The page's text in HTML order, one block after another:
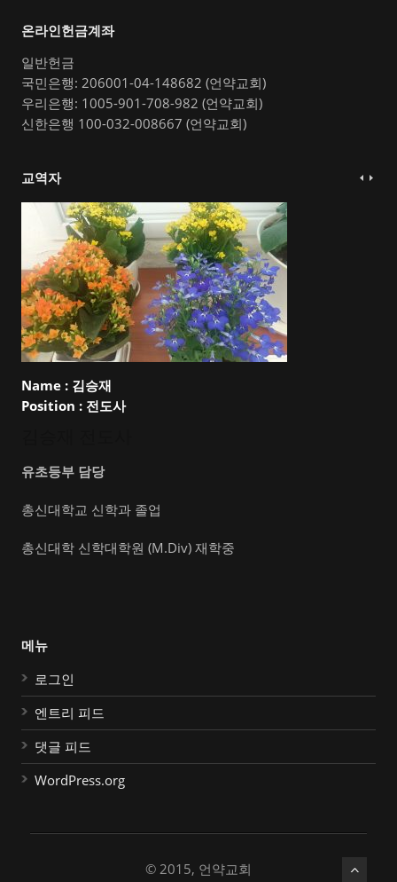
온라인헌금계좌
일반헌금
국민은행: 206001-04-148682 (언약교회)
우리은행: 1005-901-708-982 (언약교회)
신한은행 100-032-008667 (언약교회)
교역자
Name : 김승재
Position : 전도사
유초등부 담당
총신대학교 신학과 졸업
총신대학 신학대학원 (M.Div) 재학중
메뉴
로그인
엔트리 피드
댓글 피드
WordPress.org
© 2015, 언약교회